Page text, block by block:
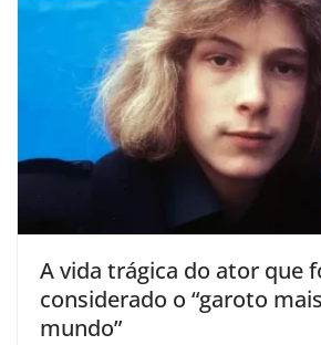
A vida trágica do ator que
considerado o “garoto
mundo”